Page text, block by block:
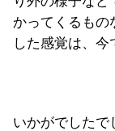
かってくるもの
した感覚は、今
いかがでしたで